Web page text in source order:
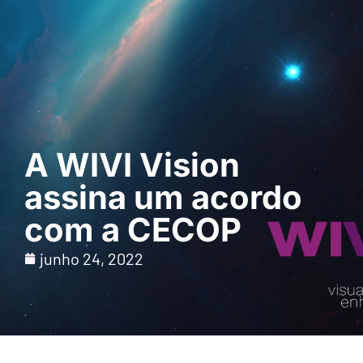
Pedir uma
demonstração
A WIVI Vision
assina um acordo
com a CECOP
junho 24, 2022